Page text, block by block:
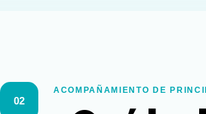
02
ACOMPAÑAMIENTO DE